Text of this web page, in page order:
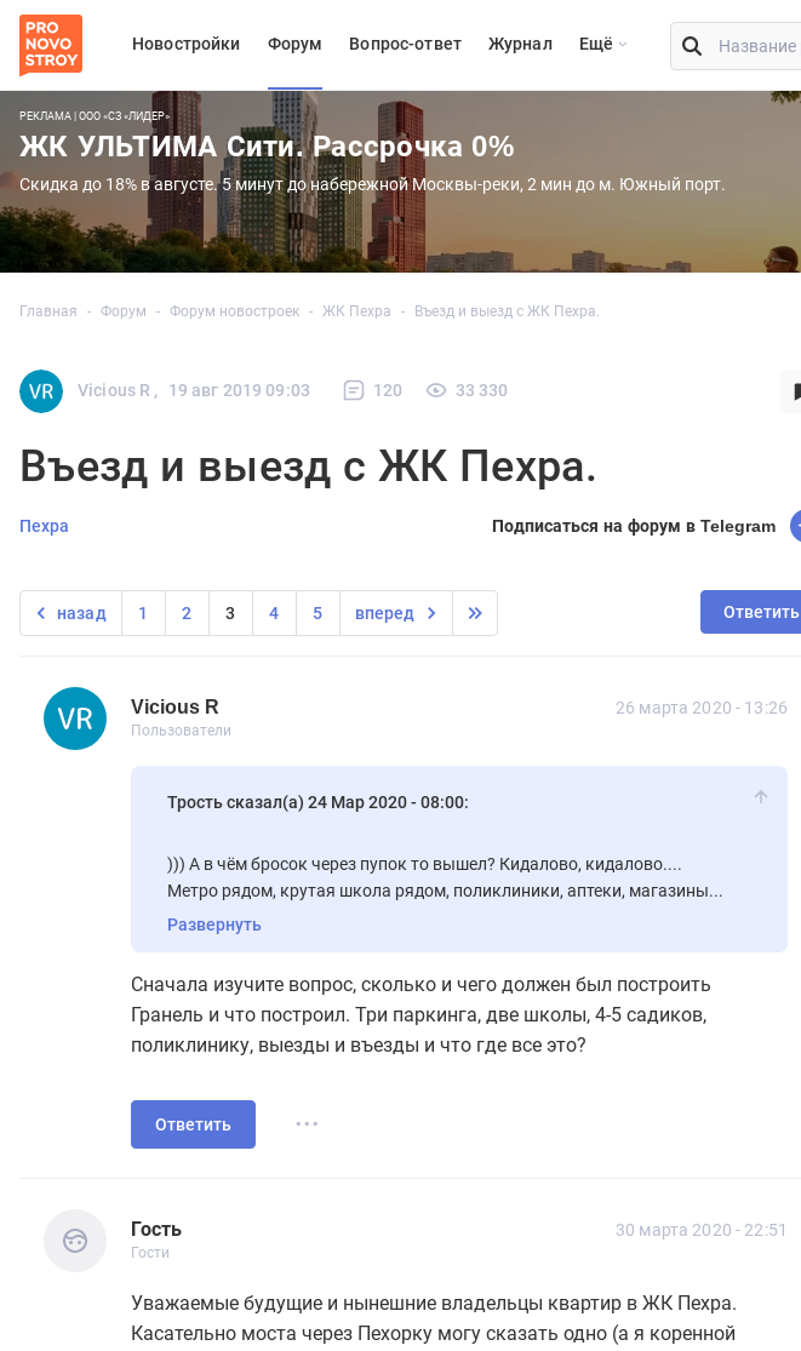
Новостройки Форум Вопрос-ответ Журнал Eщё
РЕКЛАМА | ООО «СЗ «ЛИДЕР»
ЖК УЛЬТИМА Сити. Рассрочка 0%
Скидка до 18% в августе. 5 минут до набережной Москвы-реки, 2 мин до м. Южный порт.
Главная Форум Форум новостроек ЖК Пехра Въезд и выезд с ЖК Пехра.
Vicious R , 19 авг 2019 09:03 120 33 330
Въезд и выезд с ЖК Пехра.
Пехра Подписаться на форум в Telegram
назад 1 2 3 4 5 вперед Ответить
Vicious R
Vicious R
Пользователи
Новичок
Пользователи
12 сообщений
26 марта 2020 - 13:26
Трость сказал(а) 24 Мар 2020 - 08:00:
))) А в чём бросок через пупок то вышел? Кидалово, кидалово....
Метро рядом, крутая школа рядом, поликлиники, аптеки, магазины...
Где тут кидалово то? Что детский сад коммерческий а не
Развернуть
Сначала изучите вопрос, сколько и чего должен был построить
Гранель и что построил. Три паркинга, две школы, 4-5 садиков,
поликлинику, выезды и въезды и что где все это?
Ответить ...
Гость
Гость
Гости
Гости 30 марта 2020 - 22:51
Уважаемые будущие и нынешние владельцы квартир в ЖК Пехра.
Касательно моста через Пехорку могу сказать одно (а я коренной